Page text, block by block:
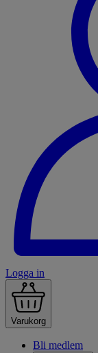
Logga in
Varukorg
Bli medlem